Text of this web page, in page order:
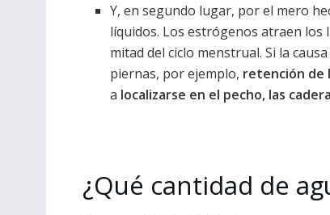
Y, en segundo lugar, por el mero
líquidos. Los estrógenos atraen
mitad del ciclo menstrual. Si la
piernas, por ejemplo, retención de
a localizarse en el pecho, las
¿Qué cantidad de